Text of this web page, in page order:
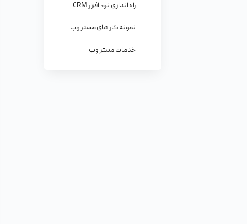
راه اندازی نرم افزار CRM
نمونه کار های مستر وب
خدمات مستر وب